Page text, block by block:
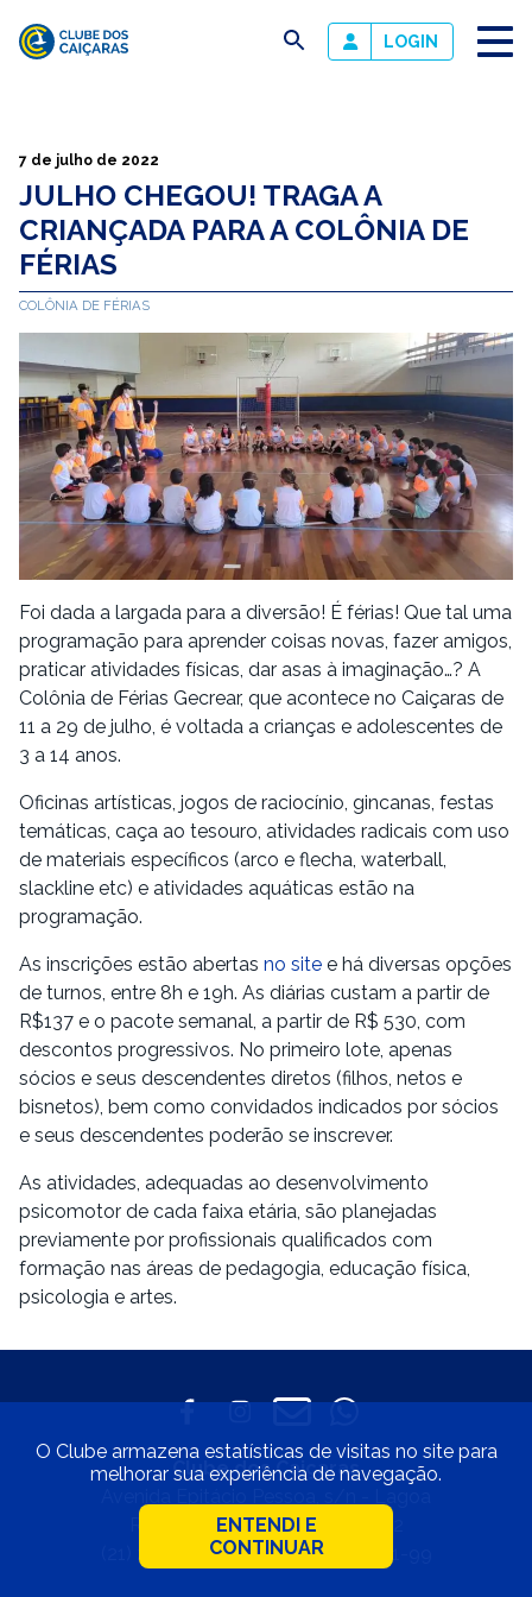
Caiçaras
busca LOGIN
7 de julho de 2022
JULHO CHEGOU! TRAGA A
CRIANÇADA PARA A COLÔNIA DE
FÉRIAS
COLÔNIA DE FÉRIAS
Foi dada a largada para a diversão! É férias! Que tal uma
programação para aprender coisas novas, fazer amigos,
praticar atividades físicas, dar asas à imaginação…? A
Colônia de Férias Gecrear, que acontece no Caiçaras de
11 a 29 de julho, é voltada a crianças e adolescentes de
3 a 14 anos.
Oficinas artísticas, jogos de raciocínio, gincanas, festas
temáticas, caça ao tesouro, atividades radicais com uso
de materiais específicos (arco e flecha, waterball,
slackline etc) e atividades aquáticas estão na
programação.
As inscrições estão abertas no site e há diversas opções
de turnos, entre 8h e 19h. As diárias custam a partir de
R$137 e o pacote semanal, a partir de R$ 530, com
descontos progressivos. No primeiro lote, apenas
sócios e seus descendentes diretos (filhos, netos e
bisnetos), bem como convidados indicados por sócios
e seus descendentes poderão se inscrever.
As atividades, adequadas ao desenvolvimento
psicomotor de cada faixa etária, são planejadas
previamente por profissionais qualificados com
formação nas áreas de pedagogia, educação física,
psicologia e artes.
Clube dos Caiçaras
Rio de Janeiro • CEP 22471-002
(21) 2529-4800 • 33.597.550/0001-99
O Clube armazena estatísticas de visitas no site para
melhorar sua experiência de navegação.
ENTENDI E
CONTINUAR